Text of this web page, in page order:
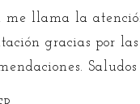
me llama la
gracias por las
Saludos